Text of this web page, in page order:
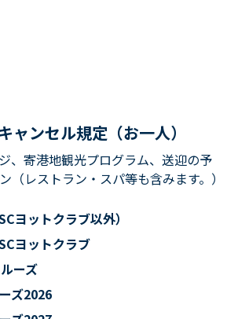
ャンセル規定（お一人）
、寄港地観光プログラム、送迎の予
（レストラン・スパ等も含みます。）
ヨットクラブ以外）
ヨットクラブ
ーズ
ズ2026